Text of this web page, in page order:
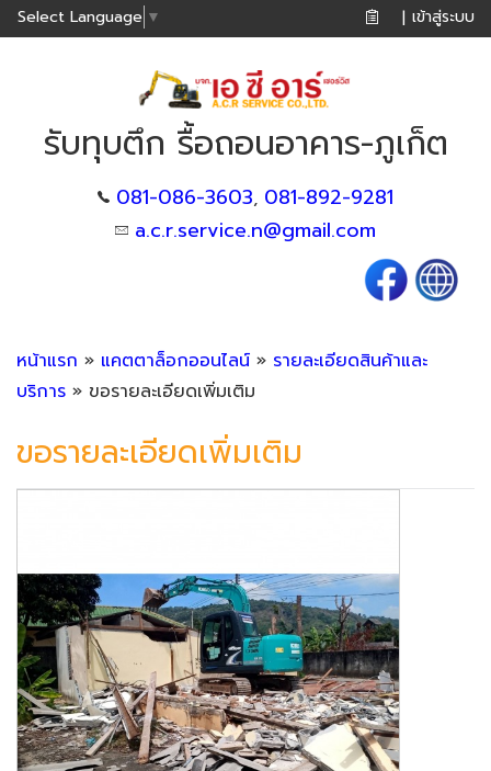
Select Language ▼ | เข้าสู่ระบบ
รับทุบตึก รื้อถอนอาคาร-ภูเก็ต
081-086-3603, 081-892-9281
a.c.r.service.n@gmail.com
หน้าแรก » แคตตาล็อกออนไลน์ » รายละเอียดสินค้าและ
บริการ » ขอรายละเอียดเพิ่มเติม
ขอรายละเอียดเพิ่มเติม